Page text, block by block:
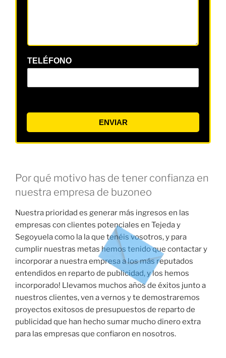
TELÉFONO
ENVIAR
Por qué motivo has de tener confianza en
nuestra empresa de buzoneo
Nuestra prioridad es generar más ingresos en las
empresas con clientes potenciales en Tejeda y
Segoyuela como la la que tenéis vosotros, y para
cumplir nuestras metas hemos tenido que contactar y
incorporar a nuestra empresa a los más reputados
entendidos en reparto de publicidad, y los hemos
incorporado! Llevamos muchos años de éxitos junto a
nuestros clientes, ven a vernos y te demostraremos
proyectos exitosos de presupuestos de reparto de
publicidad que han hecho sumar mucho dinero extra
para las empresas que confiaron en nosotros.